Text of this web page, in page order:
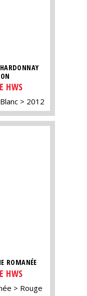
HWS
Blanc 2012
ROMANÉE
HWS
Rouge